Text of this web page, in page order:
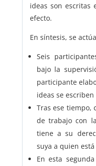
ideas son escritas
efecto.
En síntesis, se
Seis
bajo la
participante
ideas se
Tras ese tiempo,
de trabajo con
tiene a su
suya a quien
En esta